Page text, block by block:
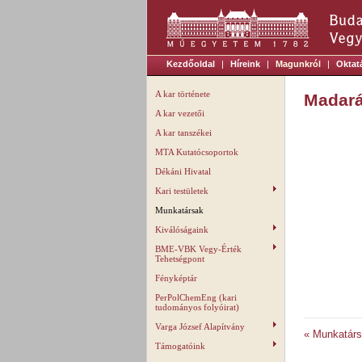
Kezdőoldal | Híreink | Magunkról |
A kar története
A kar vezetői
A kar tanszékei
MTA Kutatócsoportok
Dékáni Hivatal
Kari testületek
Munkatársak
Kiválóságaink
BME-VBK Vegy-Érték
Tehetségpont
Fényképtár
PerPolChemEng (kari
tudományos folyóirat)
Varga József Alapítvány
Támogatóink
«